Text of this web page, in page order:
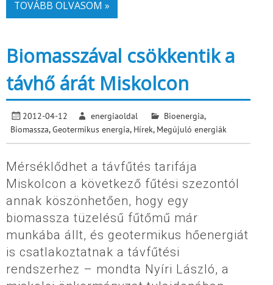
TOVÁBB OLVASOM »
Biomasszával csökkentik a
távhő árát Miskolcon
2012-04-12 energiaoldal Bioenergia,
Biomassza,Geotermikus energia, Hírek, Megújuló energiák
Mérséklődhet a távfűtés tarifája
Miskolcon a következő fűtési szezontól
annak köszönhetően, hogy egy
biomassza tüzelésű fűtőmű már
munkába állt, és geotermikus hőenergiát
is csatlakoztatnak a távfűtési
rendszerhez – mondta Nyíri László, a